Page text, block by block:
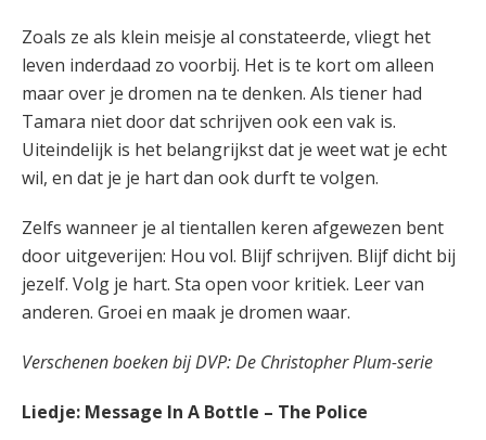
Zoals ze als klein meisje al constateerde, vliegt het
leven inderdaad zo voorbij. Het is te kort om alleen
maar over je dromen na te denken. Als tiener had
Tamara niet door dat schrijven ook een vak is.
Uiteindelijk is het belangrijkst dat je weet wat je echt
wil, en dat je je hart dan ook durft te volgen.
Zelfs wanneer je al tientallen keren afgewezen bent
door uitgeverijen: Hou vol. Blijf schrijven. Blijf dicht bij
jezelf. Volg je hart. Sta open voor kritiek. Leer van
anderen. Groei en maak je dromen waar.
Verschenen boeken bij DVP: De Christopher Plum-serie
Liedje: Message In A Bottle – The Police